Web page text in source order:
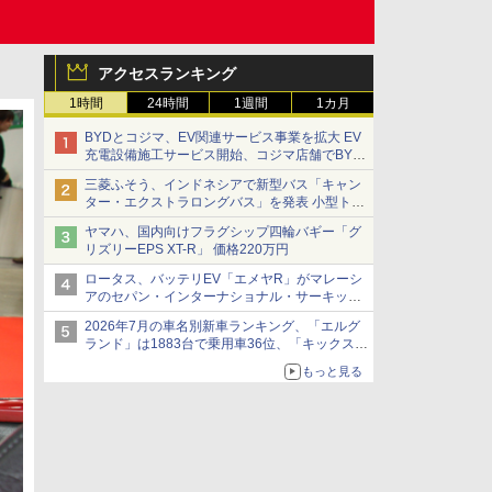
アクセスランキング
1時間 24時間 1週間 1カ月
BYDとコジマ、EV関連サービス事業を拡大 EV
充電設備施工サービス開始、コジマ店舗でBYD
車の展示・試乗イベントを強化
三菱ふそう、インドネシアで新型バス「キャン
ター・エクストラロングバス」を発表 小型トラ
ックベースの観光・旅客輸送向けバス
ヤマハ、国内向けフラグシップ四輪バギー「グ
リズリーEPS XT-R」 価格220万円
ロータス、バッテリEV「エメヤR」がマレーシ
アのセパン・インターナショナル・サーキット
のBEV最速タイムを樹立
2026年7月の車名別新車ランキング、「エルグ
ランド」は1883台で乗用車36位、「キックス」
もっと見る